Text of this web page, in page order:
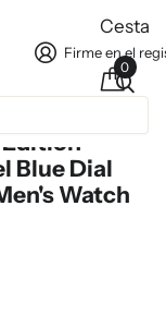
Firme en el
Cesta
0
Blue Dial
Watch